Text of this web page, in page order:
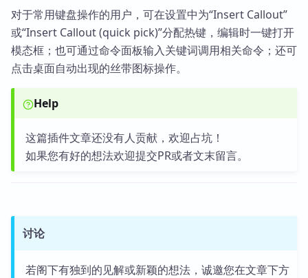
对于常用键盘操作的用户，可在设置中为“Insert Callout”
或“Insert Callout (quick pick)”分配热键，编辑时一键打开
模态框；也可通过命令面板输入关键词调用相关命令；还可
点击桌面自动出现的丝带图标操作。
Help
这篇插件文章还没有人贡献，欢迎占坑！
如果您有好的想法欢迎提交PR或者文末留言。
讨论
若阁下有独到的见解或新颖的想法，诚邀您在文章下方